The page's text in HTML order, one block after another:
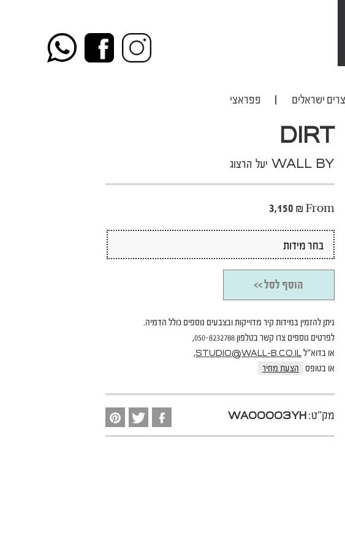
ישראלים פפראצי
DIRT
WALL BY יעל הרצוג
From
3,150 ₪
הוסף לסל >>
ניתן להזמין במידות קיר מדוייקות ובצבעים נוספים כולל הדמיה.
לפרטים נוספים צרו קשר בטלפון 050-8232788,
או בדוא"לSTUDIO@WALL-B.CO.IL
,
או בטופס
הצעת מחיר
מק"ט:WA00003YH